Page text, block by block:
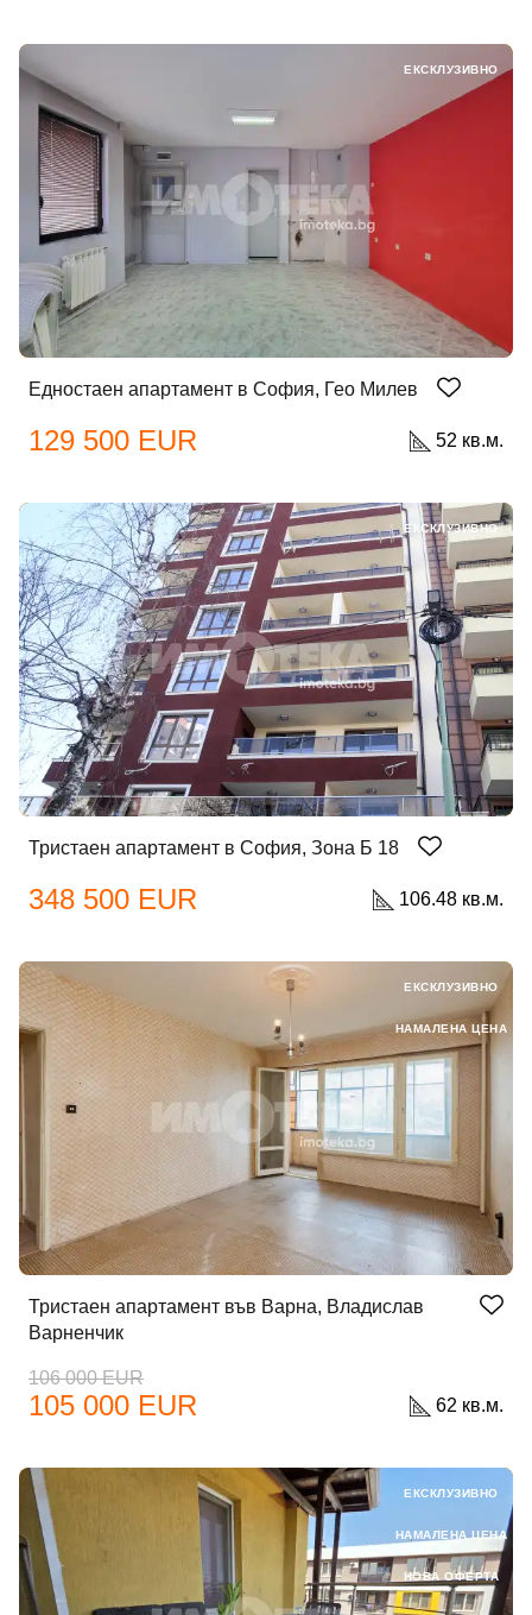
Едностаен апартамент в София, Гео Милев
129 500 EUR 52 кв.м.
ЕКСКЛУЗИВНО
Тристаен апартамент в София, Зона Б 18
348 500 EUR 106.48 кв.м.
ЕКСКЛУЗИВНО
Тристаен апартамент във Варна, Владислав
Варненчик
106 000 EUR
105 000 EUR 62 кв.м.
ЕКСКЛУЗИВНО
НАМАЛЕНА ЦЕНА
ЕКСКЛУЗИВНО
НАМАЛЕНА ЦЕНА
НОВА ОФЕРТА